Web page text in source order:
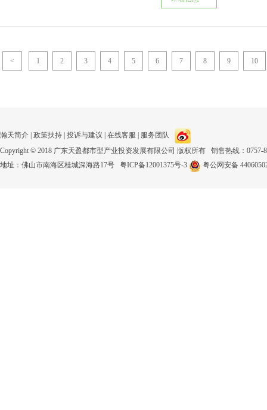
< 1 2 3 4 5 6 7 8 9 10
瀚天简介 政策扶持 投诉与建议 在线客服
服务团队
Copyright © 2018 广东天盈都市型产业投资发展有限公司 版权所有 销售热线：0757-
地址：佛山市南海区桂城深海路17号 粤ICP备12001375号-3 粤公网安备